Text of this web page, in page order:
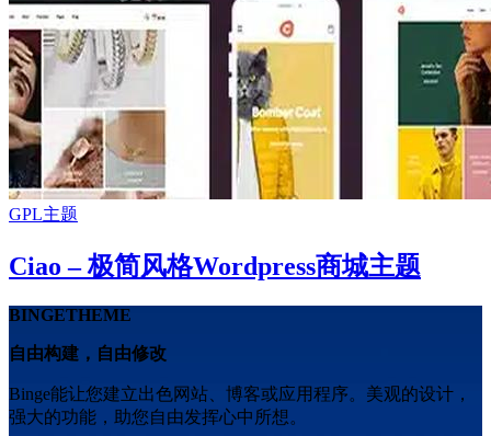
GPL主题
Ciao – 极简风格Wordpress商城主题
BINGETHEME
自由构建，自由修改
Binge能让您建立出色网站、博客或应用程序。美观的设计，
强大的功能，助您自由发挥心中所想。